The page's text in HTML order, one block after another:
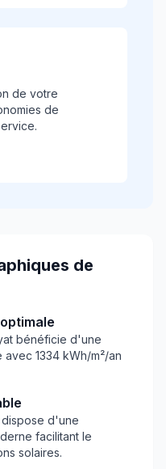
de votre
de
de
bénéficie d'une
avec 1334 kWh/m²/an
dispose d'une
facilitant le
solaires.